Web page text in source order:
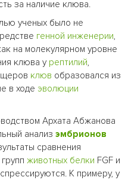
за наличие клюва.
ученых было не
генной инженерии,
на молекулярном уровне
клюва у рептилий,
клюв образовался из
в ходе эволюции
Архата Абжанова
анализ эмбрионов
сравнения
животных белки FGF и
К примеру, у